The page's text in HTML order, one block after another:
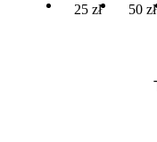
25 zł 50 zł